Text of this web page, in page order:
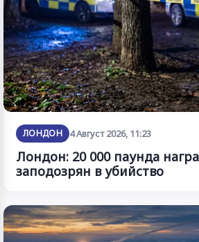
ЛОНДОН 4 Август 2026, 11:23
Лондон: 20 000 паунда
заподозрян в убийство